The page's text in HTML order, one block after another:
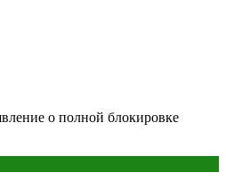
о полной блокировке